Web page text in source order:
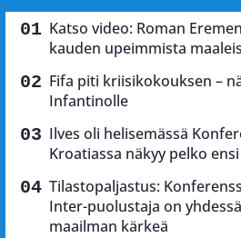
Katso video: Roman
kauden upeimmista
Fifa piti kriisikokouksen –
Infantinolle
Ilves oli helisemässä
Kroatiassa näkyy pelko
Tilastopaljastus:
Inter-puolustaja on
maailman kärkeä